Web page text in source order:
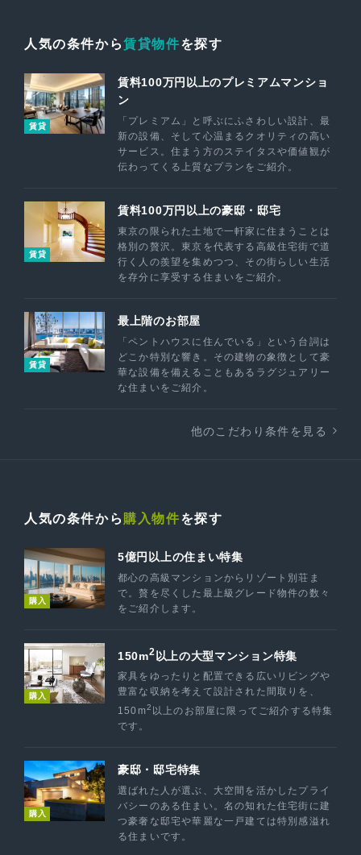
人気の条件から賃貸物件を探す
賃貸
賃料100万円以上のプレミアムマンショ
ン
「プレミアム」と呼ぶにふさわしい設計、最
新の設備、そして心温まるクオリティの高い
サービス。住まう方のステイタスや価値観が
伝わってくる上質なプランをご紹介。
賃貸
賃料100万円以上の豪邸・邸宅
東京の限られた土地で一軒家に住まうことは
格別の贅沢。東京を代表する高級住宅街で道
行く人の羨望を集めつつ、その街らしい生活
を存分に享受する住まいをご紹介。
賃貸
最上階のお部屋
「ペントハウスに住んでいる」という台詞は
どこか特別な響き。その建物の象徴として豪
華な設備を備えることもあるラグジュアリー
な住まいをご紹介。
他のこだわり条件を見る
人気の条件から 購入物件を探す
購入
5億円以上の住まい特集
都心の高級マンションからリゾート別荘ま
で。贅を尽くした最上級グレード物件の数々
をご紹介します。
購入
150m2 以上の大型マンション特集
家具をゆったりと配置できる広いリビングや
豊富な収納を考えて設計された間取りを、
150m2 以上のお部屋に限ってご紹介する特集
です。
購入
豪邸・邸宅特集
選ばれた人が選ぶ、大空間を活かしたプライ
バシーのある住まい。名の知れた住宅街に建
つ豪奢な邸宅や華麗な一戸建ては特別感溢れ
る住まいです。